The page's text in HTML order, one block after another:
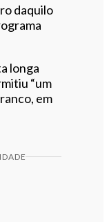
daquilo
longa
“um
em